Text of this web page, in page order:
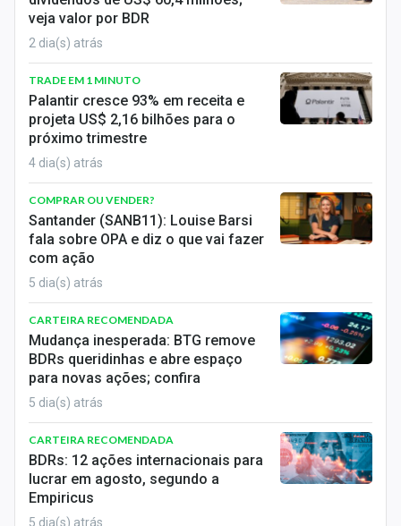
veja valor por BDR
2 dia(s) atrás
TRADE EM 1 MINUTO
Palantir cresce 93% em receita e
projeta US$ 2,16 bilhões para o
próximo trimestre
4 dia(s) atrás
COMPRAR OU VENDER?
Santander (SANB11): Louise Barsi
fala sobre OPA e diz o que vai fazer
com ação
5 dia(s) atrás
CARTEIRA RECOMENDADA
Mudança inesperada: BTG remove
BDRs queridinhas e abre espaço
para novas ações; confira
5 dia(s) atrás
CARTEIRA RECOMENDADA
BDRs: 12 ações internacionais para
lucrar em agosto, segundo a
Empiricus
5 dia(s) atrás